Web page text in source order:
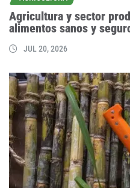
Agricultura y sector
alimentos sanos y
JUL 20, 2026